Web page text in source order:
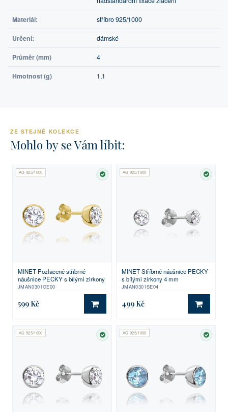
Materiál: stříbro 925/1000
Určení: dámské
Průměr (mm) 4
Hmotnost (g) 1,1
ZE STEJNÉ KOLEKCE
Mohlo by se Vám líbit:
AG 925/1000
SKLADEM
MINET Pozlacené stříbrné
náušnice PECKY s bílými zirkony
JMAN0301GE00
599 Kč DO KOŠÍKU
AG 925/1000
MINET Stříbrné náušnice PECKY
s bílými zirkony 4 mm
JMAN0301SE04
499 Kč DO
AG 925/1000
SKLADEM
AG 925/1000